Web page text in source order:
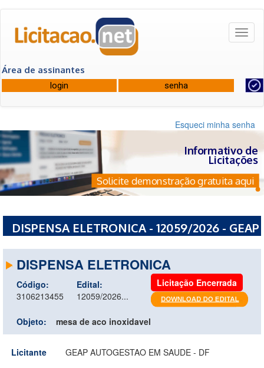
Área de assinantes
Esqueci minha senha
Informativo de
Licitações
Solicite demonstração gratuita aqui
DISPENSA ELETRONICA - 12059/2026 - GEAP
DISPENSA ELETRONICA
Código:
3106213455
Edital:
12059/2026...
Licitação Encerrada
Objeto: mesa de aco inoxidavel
Licitante GEAP AUTOGESTAO EM SAUDE - DF